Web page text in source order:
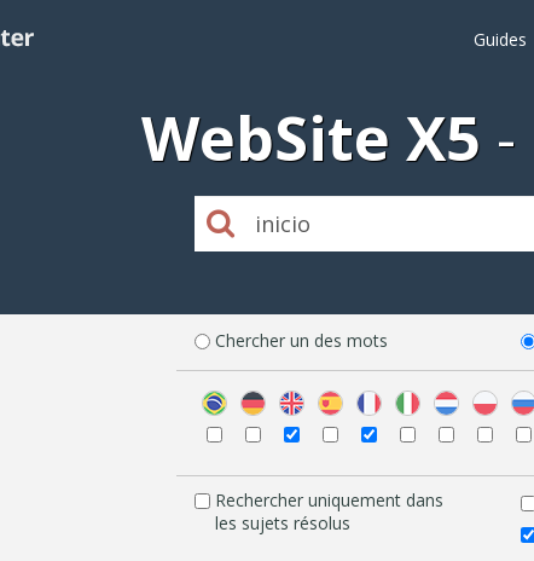
Guides
WebSite X5
Chercher un des mots
Rechercher uniquement dans
les sujets résolus